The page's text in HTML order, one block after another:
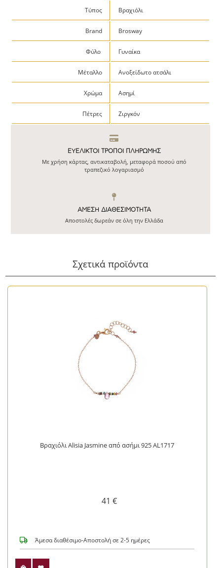
Τύπος Βραχιόλι
Brand Brosway
Φύλο Γυναίκα
Μέταλλο Ανοξείδωτο ατσάλι
Χρώμα Ασημί
Πέτρες Ζιργκόν
ΕΥΕΛΙΚΤΟΙ ΤΡΟΠΟΙ ΠΛΗΡΩΜΗΣ
Με χρήση κάρτας, αντικαταβολή, μεταφορά ποσού από
τραπεζικό λογαριασμό
ΆΜΕΣΗ ΔΙΑΘΕΣΙΜΌΤΗΤΑ
Αποστολές δωρεάν σε όλη την Ελλάδα
Σχετικά προϊόντα
Βραχιόλι Alisia Jasmine από ασήμι 925 AL1717
41 €
Άμεσα διαθέσιμο-Αποστολή σε 2-5 ημέρες